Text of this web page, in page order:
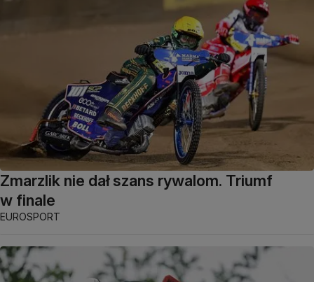
Zmarzlik nie dał szans rywalom. Triumf
w finale
EUROSPORT